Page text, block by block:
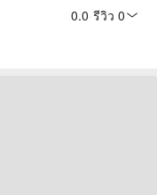
0.0 รีวิว 0